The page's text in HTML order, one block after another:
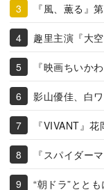
『風、薫る』
趣里主演『大
『映画ちいか
影山優佳、白
『VIVANT』
『スパイダー
“朝ドラ”とと